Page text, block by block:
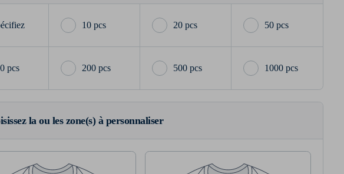
10 pcs 20 pcs 50 pcs
pcs 200 pcs 500 pcs 1000 pcs
la ou les zone(s) à personnaliser